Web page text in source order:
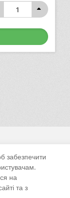
забезпечити
на
та з